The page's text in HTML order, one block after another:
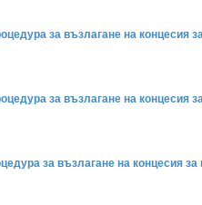
за възлагане на
за възлагане на
за възлагане на концесия